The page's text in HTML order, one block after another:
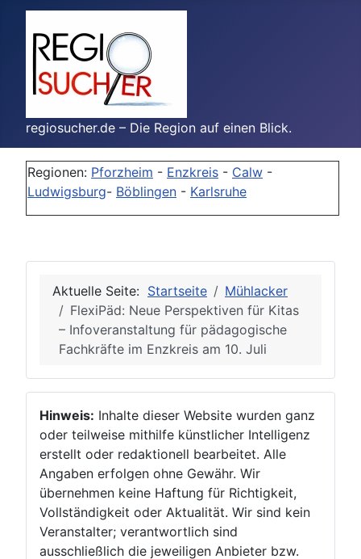
regiosucher.de – Die Region auf einen Blick.
Regionen: Pforzheim - Enzkreis - Calw -
Ludwigsburg- Böblingen - Karlsruhe
Aktuelle Seite: Startseite
Mühlacker
FlexiPäd: Neue Perspektiven für Kitas
– Infoveranstaltung für pädagogische
Fachkräfte im Enzkreis am 10. Juli
Hinweis: Inhalte dieser Website wurden ganz
oder teilweise mithilfe künstlicher Intelligenz
erstellt oder redaktionell bearbeitet. Alle
Angaben erfolgen ohne Gewähr. Wir
übernehmen keine Haftung für Richtigkeit,
Vollständigkeit oder Aktualität. Wir sind kein
Veranstalter; verantwortlich sind
ausschließlich die jeweiligen Anbieter bzw.